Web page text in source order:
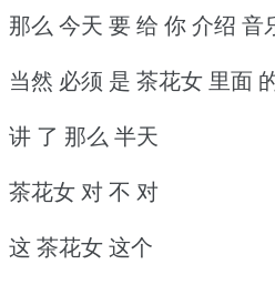
那么 今天 要 给 你 介绍 音
当然 必须 是 茶花女 里面
讲 了 那么 半天
茶花女 对 不 对
这 茶花女 这个